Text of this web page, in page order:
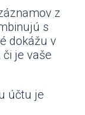
z
s
dokážu v
je vaše
účtu je